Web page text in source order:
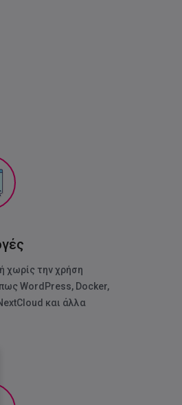
χωρίς την χρήση
WordPress, Docker,
και άλλα